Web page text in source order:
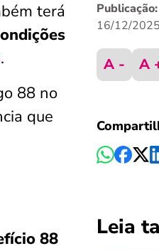
terá
.
88 no
que
88
Publicação:
16/12/2025
A - A
Leia